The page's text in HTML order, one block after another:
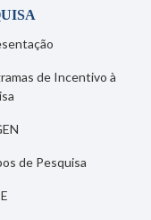
de Incentivo à
de Pesquisa